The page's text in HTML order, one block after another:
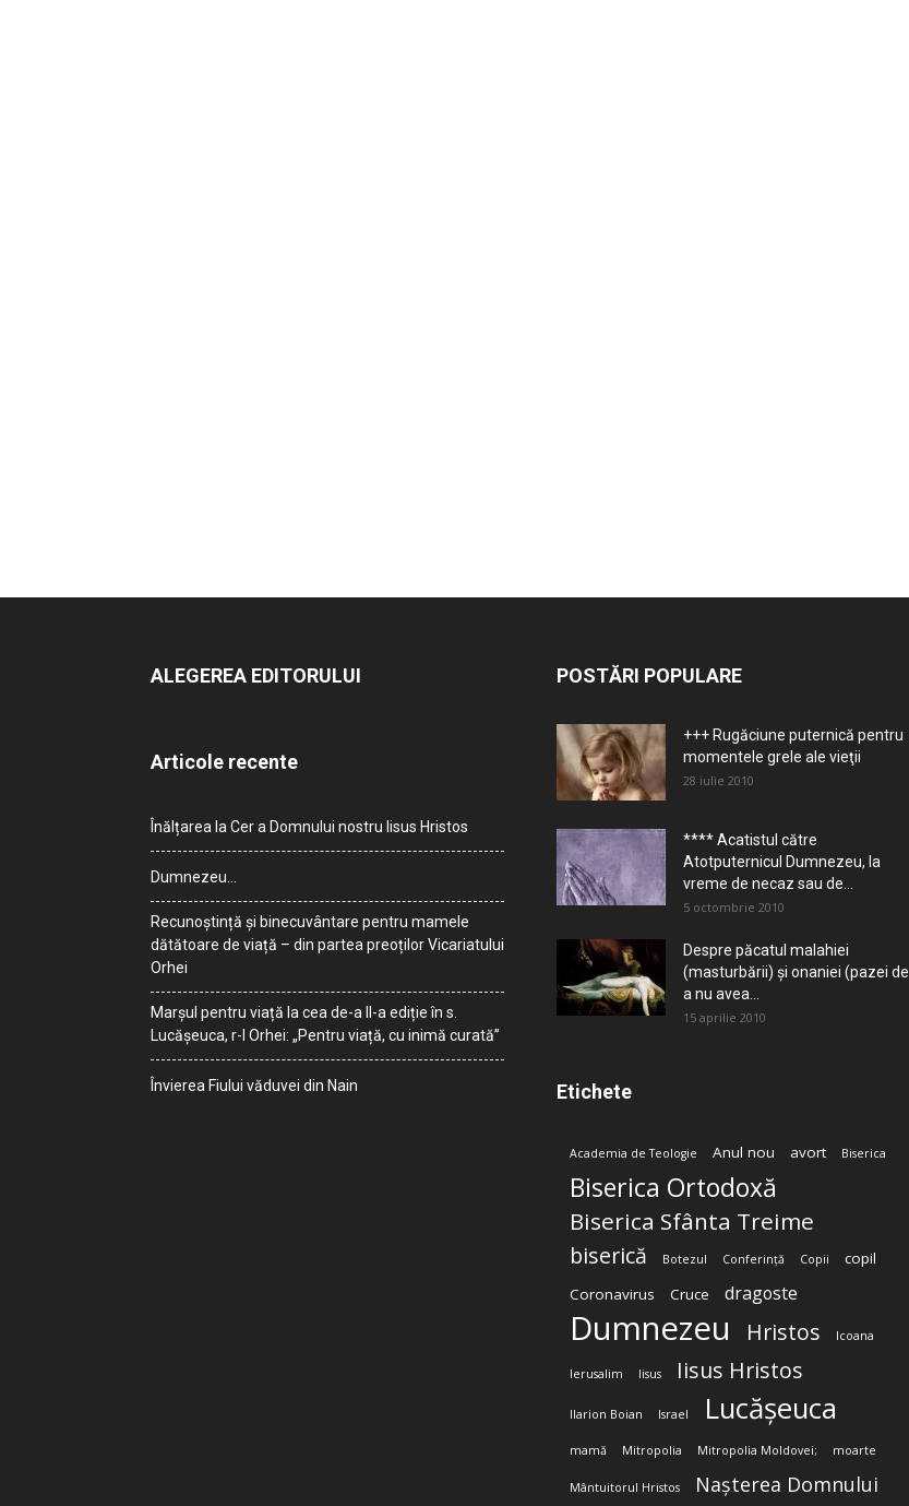
ALEGEREA EDITORULUI
Articole recente
Înălțarea la Cer a Domnului nostru Iisus Hristos
Dumnezeu…
Recunoștință și binecuvântare pentru mamele
dătătoare de viață – din partea preoților Vicariatului
Orhei
Marșul pentru viață la cea de-a II-a ediție în s.
Lucășeuca, r-l Orhei: „Pentru viață, cu inimă curată”
Învierea Fiului văduvei din Nain
POSTĂRI POPULARE
+++ Rugăciune puternică pentru
momentele grele ale vieţii
28 iulie 2010
**** Acatistul către
Atotputernicul Dumnezeu, la
vreme de necaz sau de...
5 octombrie 2010
Despre păcatul malahiei
(masturbării) şi onaniei (pazei de
a nu avea...
15 aprilie 2010
Etichete
Academia de Teologie Anul nou avort Biserica
Biserica Ortodoxă
Biserica Sfânta Treime
biserică Botezul Conferință Copii
copil
Coronavirus
Cruce dragoste
Dumnezeu Hristos Icoana
Ierusalim Iisus Iisus Hristos
Ilarion Boian Israel Lucășeuca
mamă Mitropolia Mitropolia Moldovei; moarte
Mântuitorul Hristos Nașterea Domnului